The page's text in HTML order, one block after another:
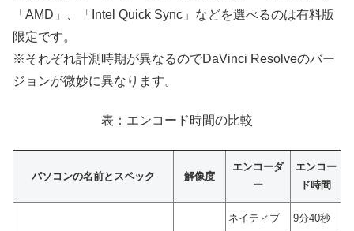
「AMD」、「Intel Quick Sync」などを選べるのは有料版
限定です。
※それぞれ計測時期が異なるのでDaVinci Resolveのバー
ジョンが微妙に異なります。
表：エンコード時間の比較
パソコンの名前とスペック 解像度
エンコーダ
ー
エンコー
ド時間
ネイティブ 9分40秒